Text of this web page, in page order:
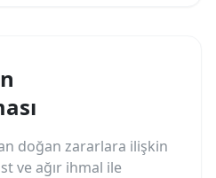
doğan zararlara ilişkin
ve ağır ihmal ile